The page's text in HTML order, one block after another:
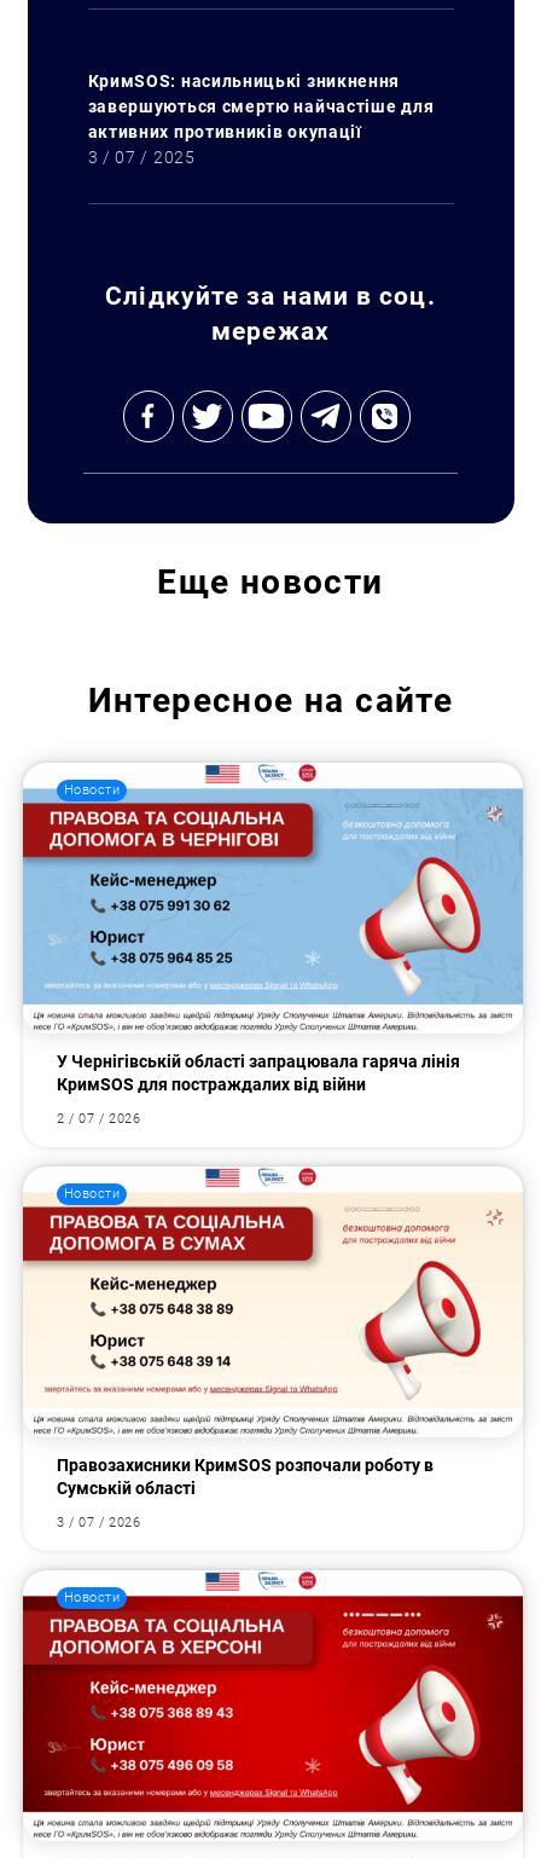
Искать:
КримSOS: насильницькі зникнення
завершуються смертю найчастіше для
активних противників окупації
3 / 07 / 2025
Слідкуйте за нами в соц.
мережах
Еще новости
Интересное на сайте
Новости
У Чернігівській області запрацювала гаряча лінія
КримSOS для постраждалих від війни
2 / 07 / 2026
Новости
Правозахисники КримSOS розпочали роботу в
Сумській області
3 / 07 / 2026
Новости